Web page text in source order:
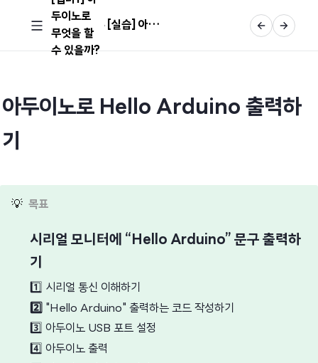
두이노로
무엇을 할
수 있을까?
[실습] 아두이노로 Hello Arduino 출력하기
아두이노로 Hello Arduino 출력하
기
💡 목표
시리얼 모니터에 “Hello Arduino” 문구 출력하
기
1️⃣ 시리얼 통신 이해하기
2️⃣ "Hello Arduino" 출력하는 코드 작성하기
3️⃣ 아두이노 USB 포트 설정
4️⃣ 아두이노 출력